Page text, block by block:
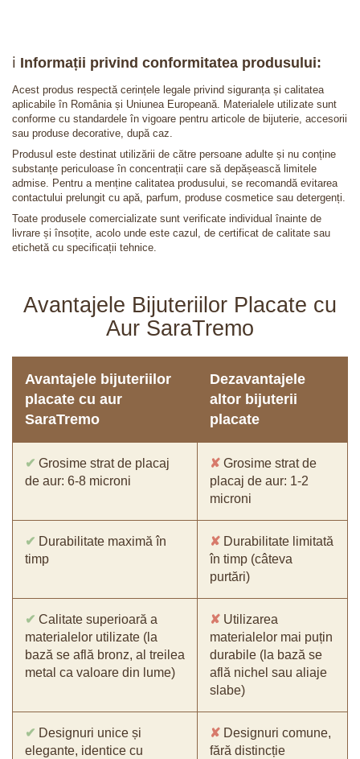
ℹ️ Informații privind conformitatea produsului:
Acest produs respectă cerințele legale privind siguranța și calitatea
aplicabile în România și Uniunea Europeană. Materialele utilizate sunt
conforme cu standardele în vigoare pentru articole de bijuterie, accesorii
sau produse decorative, după caz.
Produsul este destinat utilizării de către persoane adulte și nu conține
substanțe periculoase în concentrații care să depășească limitele
admise. Pentru a menține calitatea produsului, se recomandă evitarea
contactului prelungit cu apă, parfum, produse cosmetice sau detergenți.
Toate produsele comercializate sunt verificate individual înainte de
livrare și însoțite, acolo unde este cazul, de certificat de calitate sau
etichetă cu specificații tehnice.
Avantajele Bijuteriilor Placate cu
Aur SaraTremo
Avantajele bijuteriilor
placate cu aur
SaraTremo
Dezavantajele
altor bijuterii
placate
✔ Grosime strat de placaj
de aur: 6-8 microni
✘ Grosime strat de
placaj de aur: 1-2
microni
✔ Durabilitate maximă în
timp
✘ Durabilitate limitată
în timp (câteva
purtări)
✔ Calitate superioară a
materialelor utilizate (la
bază se află bronz, al treilea
metal ca valoare din lume)
✘ Utilizarea
materialelor mai puțin
durabile (la bază se
află nichel sau aliaje
slabe)
✔ Designuri unice și
elegante, identice cu
✘ Designuri comune,
fără distincție